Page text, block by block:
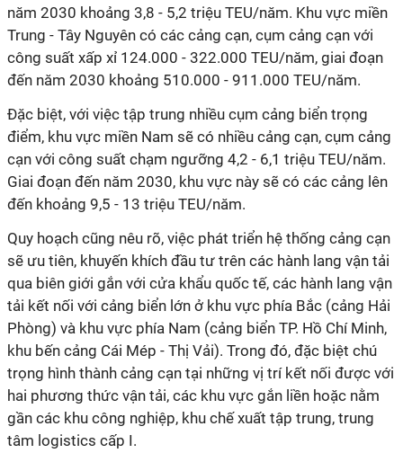
năm 2030 khoảng 3,8 - 5,2 triệu TEU/năm. Khu vực miền
Trung - Tây Nguyên có các cảng cạn, cụm cảng cạn với
công suất xấp xỉ 124.000 - 322.000 TEU/năm, giai đoạn
đến năm 2030 khoảng 510.000 - 911.000 TEU/năm.
Đặc biệt, với việc tập trung nhiều cụm cảng biển trọng
điểm, khu vực miền Nam sẽ có nhiều cảng cạn, cụm cảng
cạn với công suất chạm ngưỡng 4,2 - 6,1 triệu TEU/năm.
Giai đoạn đến năm 2030, khu vực này sẽ có các cảng lên
đến khoảng 9,5 - 13 triệu TEU/năm.
Quy hoạch cũng nêu rõ, việc phát triển hệ thống cảng cạn
sẽ ưu tiên, khuyến khích đầu tư trên các hành lang vận tải
qua biên giới gắn với cửa khẩu quốc tế, các hành lang vận
tải kết nối với cảng biển lớn ở khu vực phía Bắc (cảng Hải
Phòng) và khu vực phía Nam (cảng biển TP. Hồ Chí Minh,
khu bến cảng Cái Mép - Thị Vải). Trong đó, đặc biệt chú
trọng hình thành cảng cạn tại những vị trí kết nối được với
hai phương thức vận tải, các khu vực gắn liền hoặc nằm
gần các khu công nghiệp, khu chế xuất tập trung, trung
tâm logistics cấp I.